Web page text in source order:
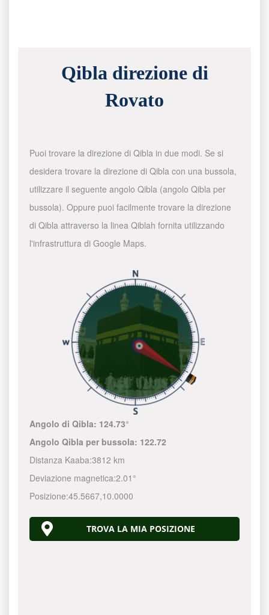
Qibla direzione di
Rovato
Puoi trovare la direzione di Qibla in due modi. Se si
desidera trovare la direzione di Qibla con una bussola,
utilizzare il seguente angolo Qibla (angolo Qibla per
bussola). Oppure puoi facilmente trovare la direzione
di Qibla attraverso la linea Qiblah fornita utilizzando
l'infrastruttura di Google Maps.
Angolo di Qibla: 124.73°
Angolo Qibla per bussola: 122.72
Distanza Kaaba:3812 km
Deviazione magnetica:2.01°
Posizione:45.5667,10.0000
TROVA LA MIA POSIZIONE